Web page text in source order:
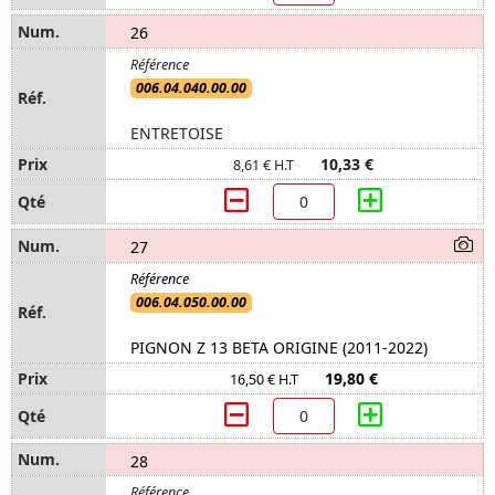
26
006.04.040.00.00
ENTRETOISE
8,61 € H.T 10,33 €
27
006.04.050.00.00
PIGNON Z 13 BETA ORIGINE (2011-2022)
16,50 € H.T 19,80 €
28